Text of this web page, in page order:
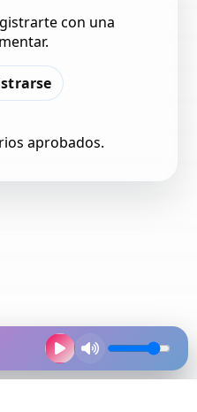
con una
aprobados.